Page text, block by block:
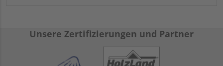
Unsere Zertifizierungen und Partner